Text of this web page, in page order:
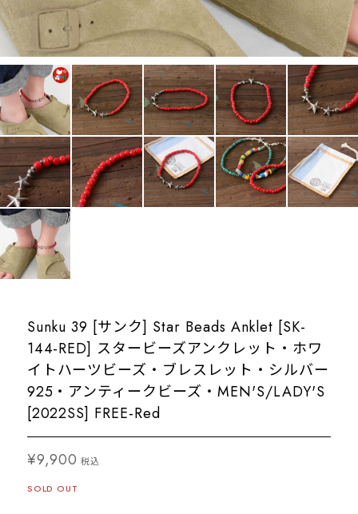
Sunku 39 [サンク] Star Beads Anklet [SK-
144-RED] スタービーズアンクレット・ホワ
イトハーツビーズ・ブレスレット・シルバー
925・アンティークビーズ・MEN'S/LADY'S
[2022SS] FREE-Red
¥9,900 税込
SOLD OUT